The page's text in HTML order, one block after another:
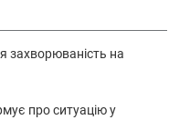
захворюваність на
про ситуацію у